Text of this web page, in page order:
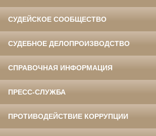
СУДЕЙСКОЕ СООБЩЕСТВО
СУДЕБНОЕ ДЕЛОПРОИЗВОДСТВО
СПРАВОЧНАЯ ИНФОРМАЦИЯ
ПРЕСС-СЛУЖБА
ПРОТИВОДЕЙСТВИЕ КОРРУПЦИИ